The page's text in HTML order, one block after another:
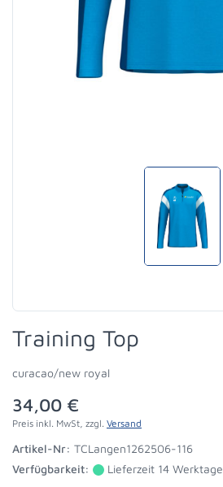
Training Top
curacao/new royal
34,00 €
Preis inkl. MwSt, zzgl. Versand
Artikel-Nr: TCLangen1262506-116
Verfügbarkeit:
Lieferzeit 14 Werktage